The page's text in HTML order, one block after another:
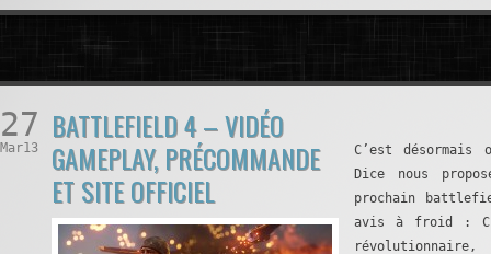
27
Mar13
BATTLEFIELD 4 – VIDÉO
GAMEPLAY, PRÉCOMMANDE
ET SITE OFFICIEL
C’est
Dice nous
prochain
avis à froid :